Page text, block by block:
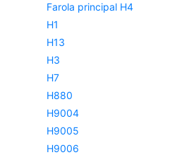
Farola principal H4
H1
H13
H3
H7
H880
H9004
H9005
H9006